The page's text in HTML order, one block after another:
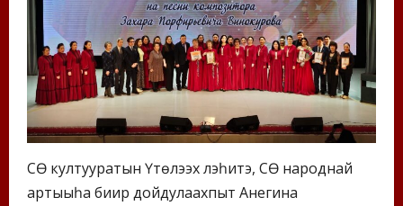
СӨ култууратын Үтүөлээх үлэһитэ, СӨ народнай
артыыһа биир дойдулаахпыт Анегина